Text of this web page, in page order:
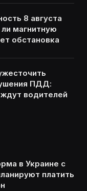
8 августа
магнитную
обстановка
ПДД:
водителей
в Украине с
платить